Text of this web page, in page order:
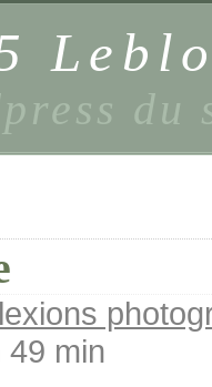
du
49 min